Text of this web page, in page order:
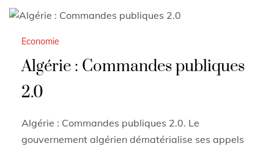
Economie
Algérie : Commandes publiques
2.0
Algérie : Commandes publiques 2.0. Le
gouvernement algérien dématérialise ses appels